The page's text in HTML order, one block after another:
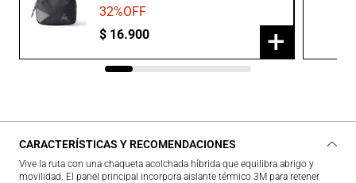
32%OFF
$ 16.900 +
CARACTERÍSTICAS Y RECOMENDACIONES
Vive la ruta con una chaqueta acolchada híbrida que equilibra abrigo y
movilidad. El panel principal incorpora aislante térmico 3M para retener